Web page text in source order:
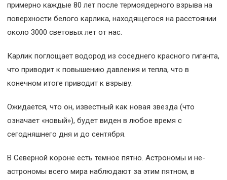
примерно каждые 80 лет после термоядерного взрыва на
поверхности белого карлика, находящегося на расстоянии
около 3000 световых лет от нас.
Карлик поглощает водород из соседнего красного гиганта,
что приводит к повышению давления и тепла, что в
конечном итоге приводит к взрыву.
Ожидается, что он, известный как новая звезда (что
означает «новый»), будет виден в любое время с
сегодняшнего дня и до сентября.
В Северной короне есть темное пятно. Астрономы и не-
астрономы всего мира наблюдают за этим пятном, в